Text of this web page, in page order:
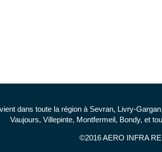
dans toute la région à Sevran, Livry-
Vaujours, Villepinte, Montfermeil, Bondy, et
©2016 AERO INFRA